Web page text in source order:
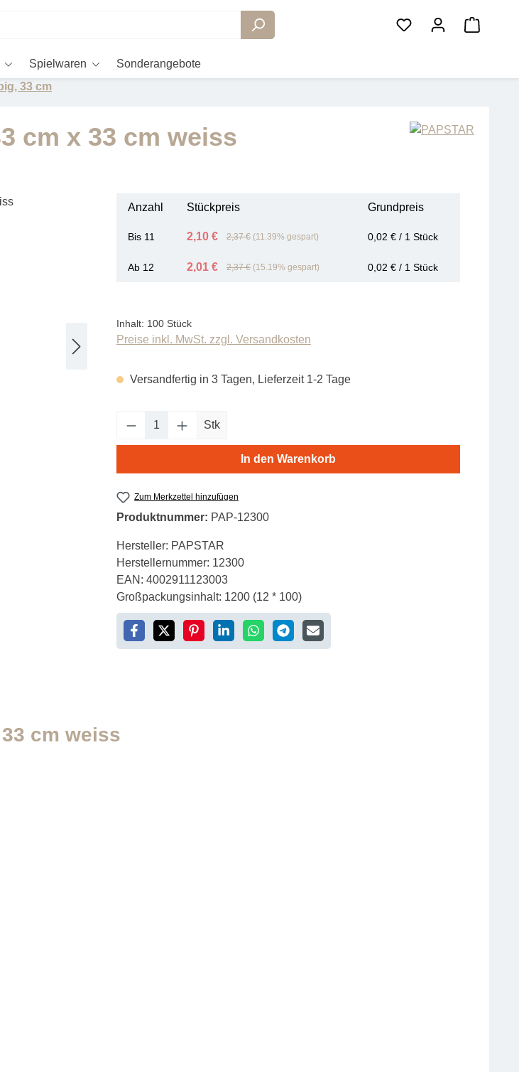
Spielwaren
Sonderangebote
33 cm
cm x 33 cm weiss
Anzahl Stückpreis Grundpreis
Bis 11 2,10 € 2,37 € (11.39% gespart) 0,02 € / 1 Stück
Ab 12 2,01 € 2,37 € (15.19% gespart) 0,02 € / 1 Stück
Inhalt: 100 Stück
Preise inkl. MwSt. zzgl. Versandkosten
Versandfertig in 3 Tagen, Lieferzeit 1-2 Tage
Produkt Anzahl: Gib den gewünschten Wert ein
Stk
In den Warenkorb
Zum Merkzettel hinzufügen
Produktnummer: PAP-12300
Hersteller: PAPSTAR
Herstellernummer: 12300
EAN: 4002911123003
Großpackungsinhalt: 1200 (12 * 100)
cm weiss